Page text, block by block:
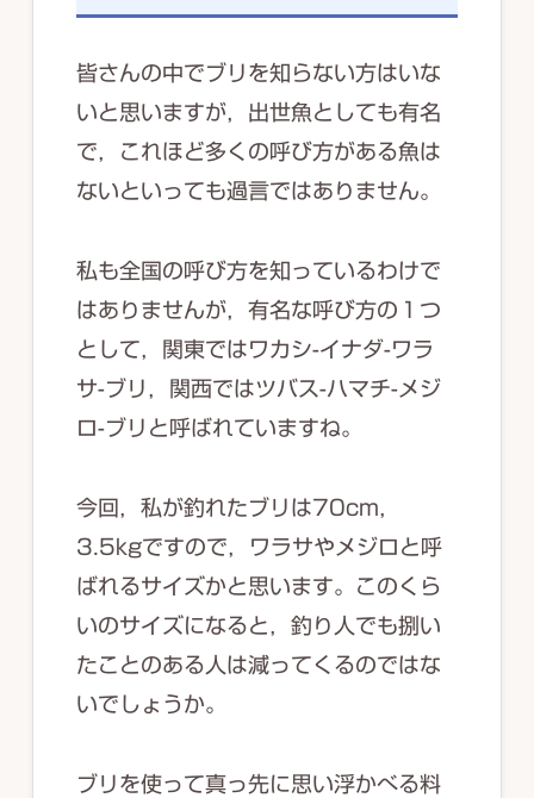
皆さんの中でブリを知らない方はいな
いと思いますが，出世魚としても有名
で，これほど多くの呼び方がある魚は
ないといっても過言ではありません。
私も全国の呼び方を知っているわけで
はありませんが，有名な呼び方の１つ
として，関東ではワカシ-イナダ-ワラ
サ-ブリ，関西ではツバス-ハマチ-メジ
ロ-ブリと呼ばれていますね。
今回，私が釣れたブリは70cm，
3.5kgですので，ワラサやメジロと呼
ばれるサイズかと思います。このくら
いのサイズになると，釣り人でも捌い
たことのある人は減ってくるのではな
いでしょうか。
ブリを使って真っ先に思い浮かべる料